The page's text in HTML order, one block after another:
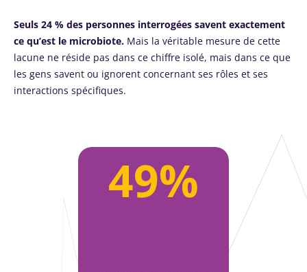
Seuls 24 % des personnes interrogées savent exactement
ce qu’est le microbiote. Mais la véritable mesure de cette
lacune ne réside pas dans ce chiffre isolé, mais dans ce que
les gens savent ou ignorent concernant ses rôles et ses
interactions spécifiques.
49%